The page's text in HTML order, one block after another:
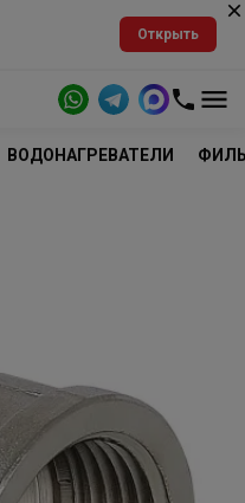
Открыть
ВОДОНАГРЕВАТЕЛИ